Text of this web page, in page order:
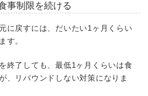
事制限を続ける
に戻すには、だいたい1ヶ月くらい
す。
終了しても、最低1ヶ月くらいは食
、リバウンドしない対策になりま